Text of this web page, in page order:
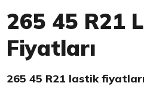
265 45 R21
Fiyatları
265 45 R21 lastik